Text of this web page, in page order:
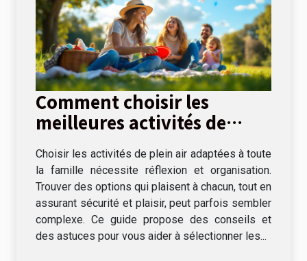
Comment choisir les
meilleures activités de
famille
Choisir les activités de plein air adaptées à toute
la famille nécessite réflexion et organisation.
Trouver des options qui plaisent à chacun, tout en
assurant sécurité et plaisir, peut parfois sembler
complexe. Ce guide propose des conseils et
des astuces pour vous aider à sélectionner les...